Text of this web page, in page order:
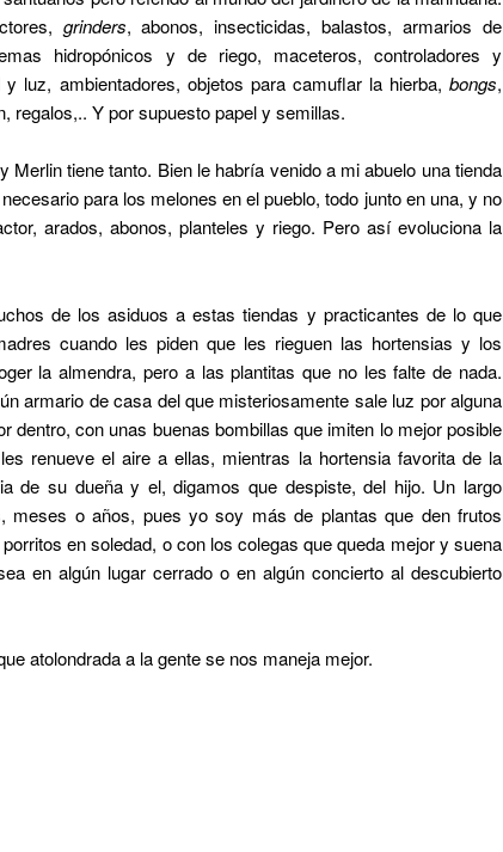
grinders, abonos, insecticidas, balastos, armarios de
hidropónicos y de riego, maceteros, controladores y
y luz, ambientadores, objetos para camuflar la hierba,bongs,
regalos,.. Y por supuesto papel y semillas.
Merlin tiene tanto. Bien le habría venido a mi abuelo una tienda
para los melones en el pueblo, todo junto en una, y no
arados, abonos, planteles y riego. Pero así evoluciona la
de los asiduos a estas tiendas y practicantes de lo que
cuando les piden que les rieguen las hortensias y los
la almendra, pero a las plantitas que no les falte de nada.
armario de casa del que misteriosamente sale luz por alguna
dentro, con unas buenas bombillas que imiten lo mejor posible
renueve el aire a ellas, mientras la hortensia favorita de la
de su dueña y el, digamos que despiste, del hijo. Un largo
meses o años, pues yo soy más de plantas que den frutos
en soledad, o con los colegas que queda mejor y suena
en algún lugar cerrado o en algún concierto al descubierto
atolondrada a la gente se nos maneja mejor.